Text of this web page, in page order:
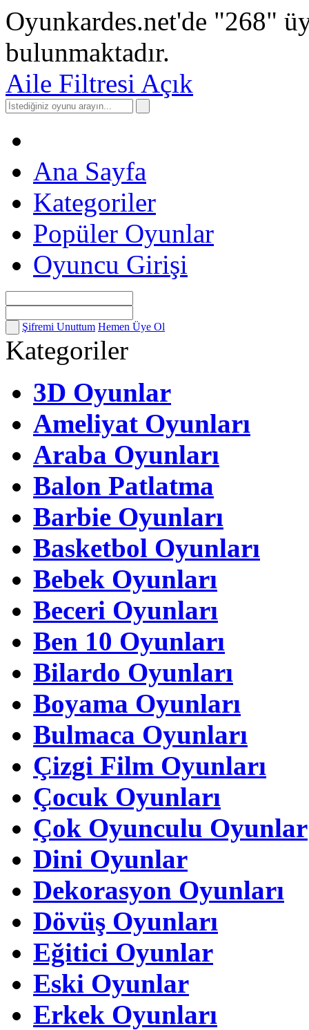
Oyunkardes.net'de "268"
bulunmaktadır.
Aile Filtresi Açık
Ana Sayfa
Kategoriler
Popüler Oyunlar
Oyuncu Girişi
Şifremi Unuttum Hemen Üye Ol
Kategoriler
3D Oyunlar
Ameliyat Oyunları
Araba Oyunları
Balon Patlatma
Barbie Oyunları
Basketbol Oyunları
Bebek Oyunları
Beceri Oyunları
Ben 10 Oyunları
Bilardo Oyunları
Boyama Oyunları
Bulmaca Oyunları
Çizgi Film Oyunları
Çocuk Oyunları
Çok Oyunculu Oyunlar
Dini Oyunlar
Dekorasyon Oyunları
Dövüş Oyunları
Eğitici Oyunlar
Eski Oyunlar
Erkek Oyunları